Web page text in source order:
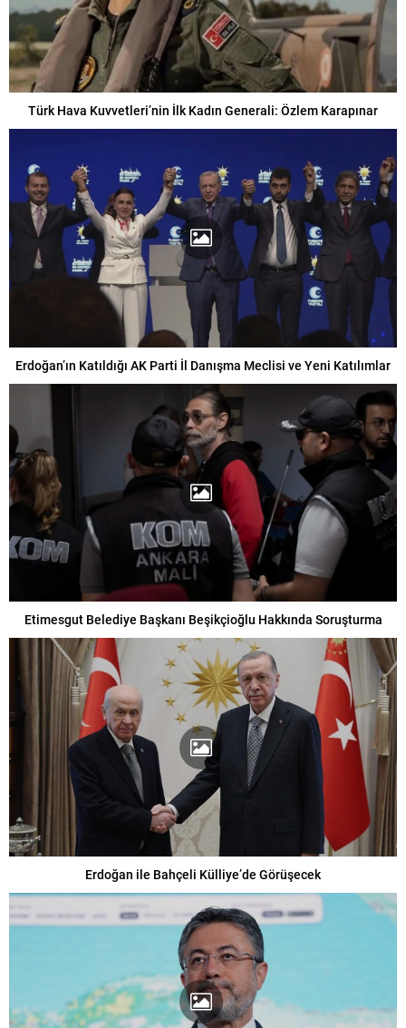
Türk Hava Kuvvetleri’nin İlk Kadın Generali: Özlem Karapınar
Erdoğan’ın Katıldığı AK Parti İl Danışma Meclisi ve Yeni Katılımlar
Etimesgut Belediye Başkanı Beşikçioğlu Hakkında Soruşturma
Erdoğan ile Bahçeli Külliye’de Görüşecek